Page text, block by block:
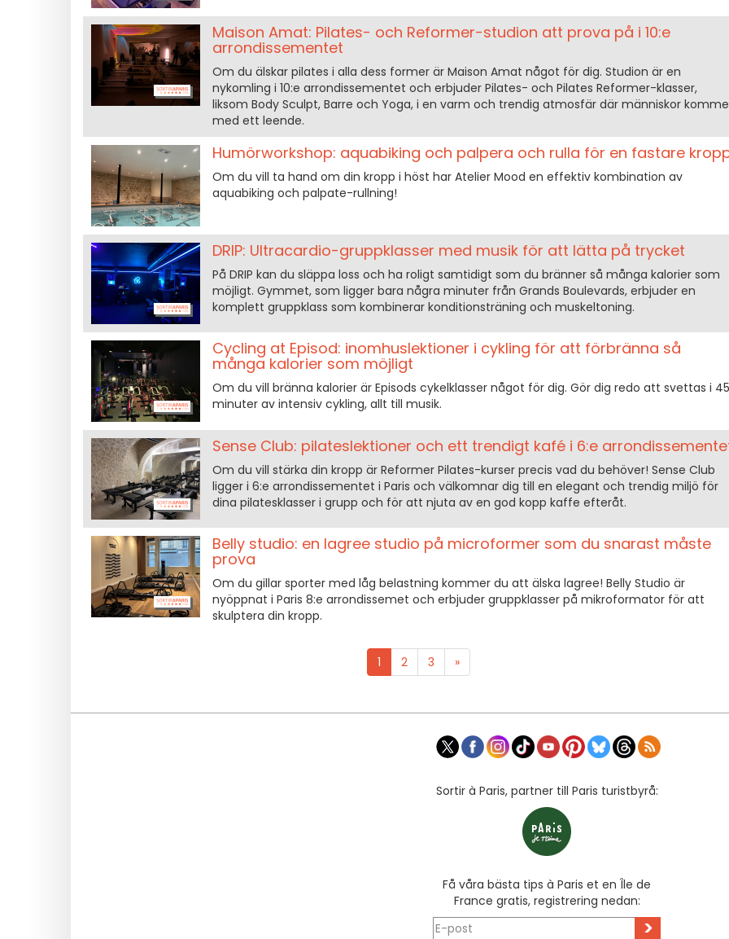
Maison Amat: Pilates- och Reformer-studion att prova på i 10:e
arrondissementet
Om du älskar pilates i alla dess former är Maison Amat något för dig. Studion är en
nykomling i 10:e arrondissementet och erbjuder Pilates- och Pilates Reformer-klasser,
liksom Body Sculpt, Barre och Yoga, i en varm och trendig atmosfär där människor
med ett leende.
Humörworkshop: aquabiking och palpera och rulla för en fastare
Om du vill ta hand om din kropp i höst har Atelier Mood en effektiv kombination av
aquabiking och palpate-rullning!
DRIP: Ultracardio-gruppklasser med musik för att lätta på trycket
På DRIP kan du släppa loss och ha roligt samtidigt som du bränner så många kalorier som
möjligt. Gymmet, som ligger bara några minuter från Grands Boulevards, erbjuder en
komplett gruppklass som kombinerar konditionsträning och muskeltoning.
Cycling at Episod: inomhuslektioner i cykling för att förbränna så
många kalorier som möjligt
Om du vill bränna kalorier är Episods cykelklasser något för dig. Gör dig redo att svettas i 45
minuter av intensiv cykling, allt till musik.
Sense Club: pilateslektioner och ett trendigt kafé i 6:e
Om du vill stärka din kropp är Reformer Pilates-kurser precis vad du behöver! Sense Club
ligger i 6:e arrondissementet i Paris och välkomnar dig till en elegant och trendig miljö för
dina pilatesklasser i grupp och för att njuta av en god kopp kaffe efteråt.
Belly studio: en lagree studio på microformer som du snarast måste
prova
Om du gillar sporter med låg belastning kommer du att älska lagree! Belly Studio är
nyöppnat i Paris 8:e arrondissemet och erbjuder gruppklasser på mikroformator för att
skulptera din kropp.
1 2 3 »
Sortir à Paris, partner till Paris turistbyrå:
Få våra bästa tips à Paris et en Île de
France gratis, registrering nedan:
>